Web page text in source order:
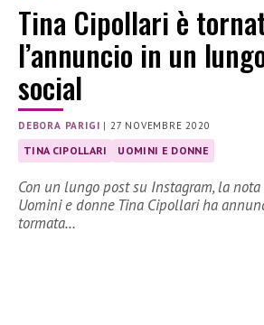
Tina Cipollari è
l’annuncio in un
social
DEBORA PARIGI | 27 NOVEMBRE 2020
TINA CIPOLLARI UOMINI E DONNE
Con un lungo post su Instagram, la
Uomini e donne Tina Cipollari ha
tormata…